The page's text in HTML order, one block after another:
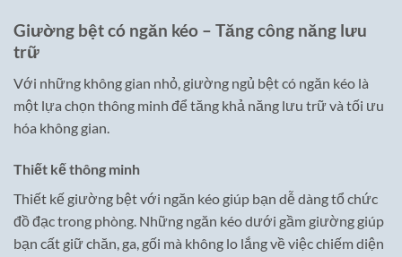
Giường bệt có ngăn kéo – Tăng công năng lưu
trữ
Với những không gian nhỏ, giường ngủ bệt có ngăn kéo là
một lựa chọn thông minh để tăng khả năng lưu trữ và tối ưu
hóa không gian.
Thiết kế thông minh
Thiết kế giường bệt với ngăn kéo giúp bạn dễ dàng tổ chức
đồ đạc trong phòng. Những ngăn kéo dưới gầm giường giúp
bạn cất giữ chăn, ga, gối mà không lo lắng về việc chiếm diện